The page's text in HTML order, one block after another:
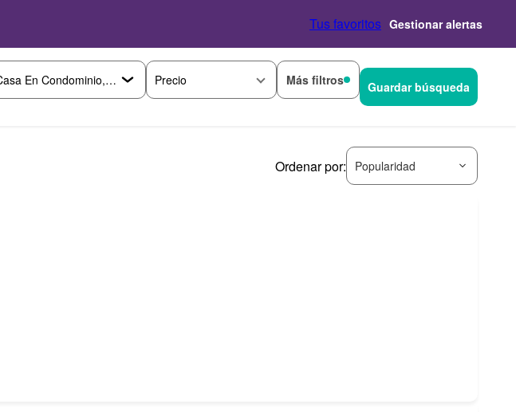
Tus favoritos Gestionar alertas
Precio Más filtros Guardar búsqueda
Ordenar por: Popularidad